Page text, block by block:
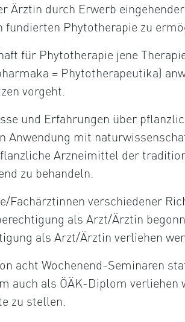
Ärztin durch Erwerb
Phytotherapie zu
für Phytotherapie jene
= Phytotherapeutika)
vorgeht.
und Erfahrungen über
Anwendung mit
Arzneimittel der
zu behandeln.
verschiedener
als Arzt/Ärztin
als Arzt/Ärztin verliehen
acht Wochenend-Seminaren
auch als ÖÄK-Diplom verliehen
zu stellen.